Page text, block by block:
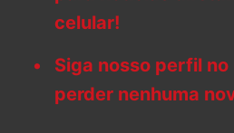
celular!
Siga nosso perfil
perder nenhuma